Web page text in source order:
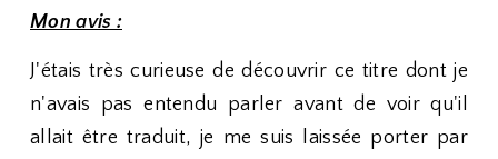
Mon avis :
J'étais très curieuse de découvrir ce titre dont je
n'avais pas entendu parler avant de voir qu'il
allait être traduit, je me suis laissée porter par